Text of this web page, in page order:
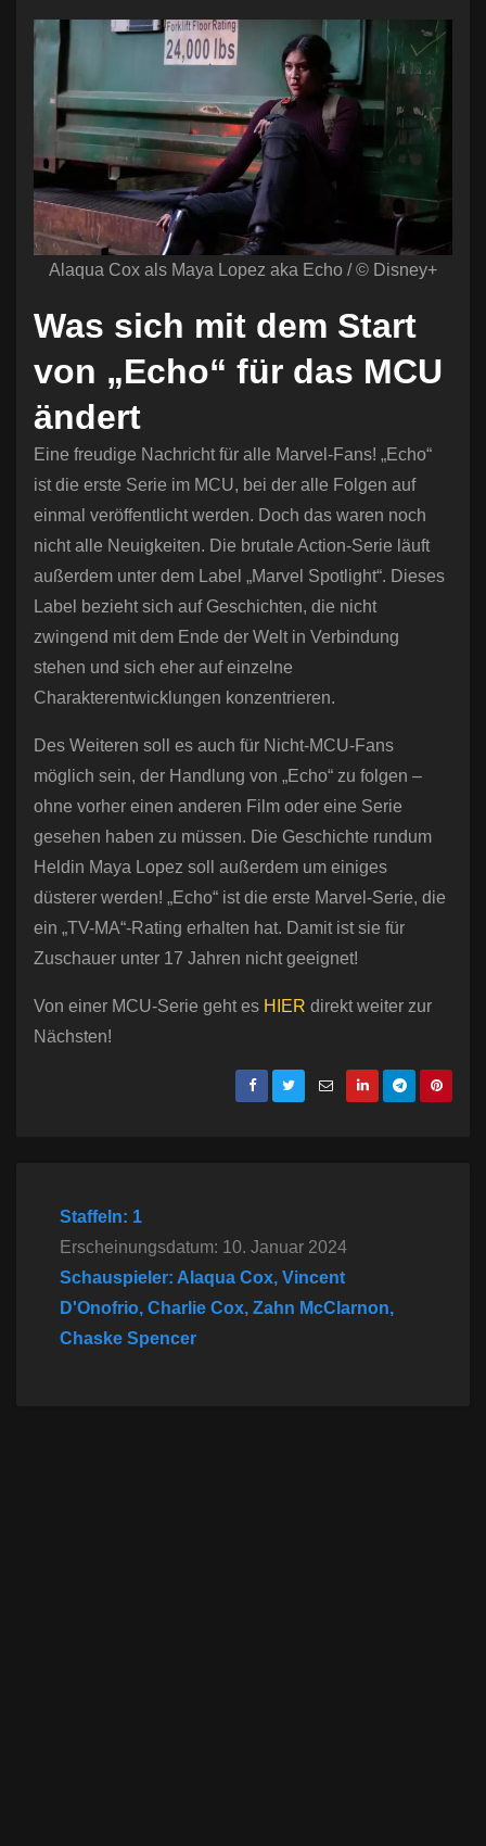
Alaqua Cox als Maya Lopez aka Echo / © Disney+
Was sich mit dem Start
von „Echo“ für das MCU
ändert
Eine freudige Nachricht für alle Marvel-Fans! „Echo“
ist die erste Serie im MCU, bei der alle Folgen auf
einmal veröffentlicht werden. Doch das waren noch
nicht alle Neuigkeiten. Die brutale Action-Serie läuft
außerdem unter dem Label „Marvel Spotlight“. Dieses
Label bezieht sich auf Geschichten, die nicht
zwingend mit dem Ende der Welt in Verbindung
stehen und sich eher auf einzelne
Charakterentwicklungen konzentrieren.
Des Weiteren soll es auch für Nicht-MCU-Fans
möglich sein, der Handlung von „Echo“ zu folgen –
ohne vorher einen anderen Film oder eine Serie
gesehen haben zu müssen. Die Geschichte rundum
Heldin Maya Lopez soll außerdem um einiges
düsterer werden! „Echo“ ist die erste Marvel-Serie, die
ein „TV-MA“-Rating erhalten hat. Damit ist sie für
Zuschauer unter 17 Jahren nicht geeignet!
Von einer MCU-Serie geht es HIER direkt weiter zur
Nächsten!
Staffeln: 1
Erscheinungsdatum: 10. Januar 2024
Schauspieler: Alaqua Cox, Vincent
D'Onofrio, Charlie Cox, Zahn McClarnon,
Chaske Spencer